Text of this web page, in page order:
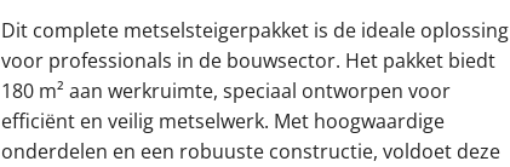
Dit complete metselsteigerpakket is de ideale oplossing
voor professionals in de bouwsector. Het pakket biedt
180 m² aan werkruimte, speciaal ontworpen voor
efficiënt en veilig metselwerk. Met hoogwaardige
onderdelen en een robuuste constructie, voldoet deze